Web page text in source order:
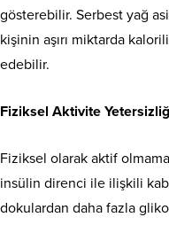
gösterebilir. Serbest yağ
kişinin aşırı miktarda
edebilir.
Fiziksel Aktivite
Fiziksel olarak aktif
insülin direnci ile ilişkili
dokulardan daha fazla